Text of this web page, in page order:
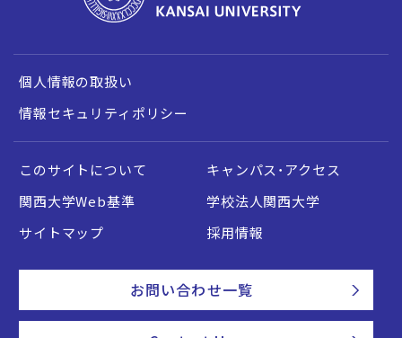
個人情報の取扱い
情報セキュリティポリシー
このサイトについて
キャンパス・アクセス
関西大学Web基準
学校法人関西大学
サイトマップ
採用情報
お問い合わせ一覧